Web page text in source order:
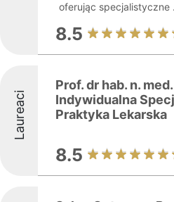
oferując specjalistyczne
8.5
Laureaci
Prof. dr hab. n.
Indywidualna
Praktyka Lekarska
8.5